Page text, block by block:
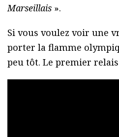
Marseillais ».
Si vous voulez voir une
porter la flamme
peu tôt. Le premier